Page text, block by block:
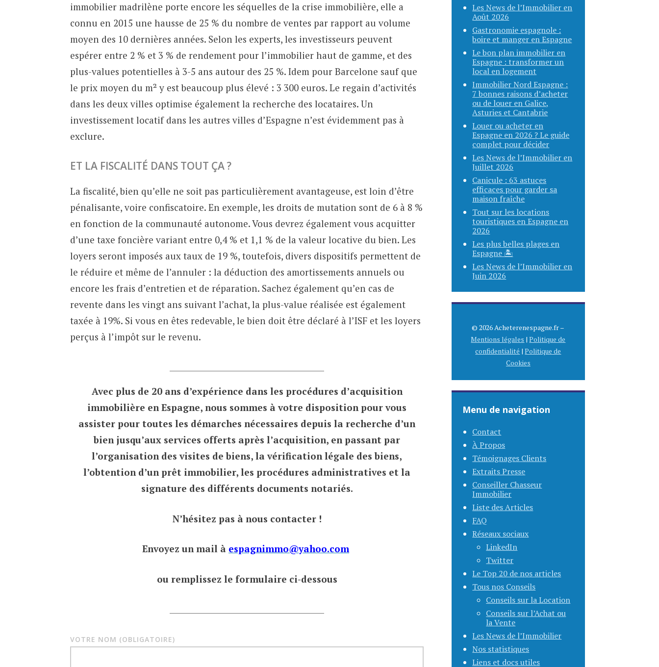
immobilier madrilène porte encore les séquelles de la crise immobilière, elle a
connu en 2015 une hausse de 25 % du nombre de ventes par rapport au volume
moyen des 10 dernières années. Selon les experts, les investisseurs peuvent
espérer entre 2 % et 3 % de rendement pour l’immobilier haut de gamme, et des
plus-values potentielles à 3-5 ans autour des 25 %. Idem pour Barcelone sauf que
le prix moyen du m² y est beaucoup plus élevé : 3 300 euros. Le regain d’activités
dans les deux villes optimise également la recherche des locataires. Un
investissement locatif dans les autres villes d’Espagne n’est évidemment pas à
exclure.
ET LA FISCALITÉ DANS TOUT ÇA ?
La fiscalité, bien qu’elle ne soit pas particulièrement avantageuse, est loin d’être
pénalisante, voire confiscatoire. En exemple, les droits de mutation sont de 6 à 8 %
en fonction de la communauté autonome. Vous devrez également vous acquitter
d’une taxe foncière variant entre 0,4 % et 1,1 % de la valeur locative du bien. Les
loyers seront imposés aux taux de 19 %, toutefois, divers dispositifs permettent de
le réduire et même de l’annuler : la déduction des amortissements annuels ou
encore les frais d’entretien et de réparation. Sachez également qu’en cas de
revente dans les vingt ans suivant l’achat, la plus-value réalisée est également
taxée à 19%. Si vous en êtes redevable, le bien doit être déclaré à l’ISF et les loyers
perçus à l’impôt sur le revenu.
Avec plus de 20 ans d’expérience dans les procédures d’acquisition
immobilière en Espagne, nous sommes à votre disposition pour vous
assister pour toutes les démarches nécessaires depuis la recherche d’un
bien jusqu’aux services offerts après l’acquisition, en passant par
l’organisation des visites de biens, la vérification légale des biens,
l’obtention d’un prêt immobilier, les procédures administratives et la
signature des différents documents notariés.
N’hésitez pas à nous contacter !
Envoyez un mail à espagnimmo@yahoo.com
ou remplissez le formulaire ci-dessous
VOTRE NOM (OBLIGATOIRE)
Les News de l’Immobilier en
Août 2026
Gastronomie espagnole :
boire et manger en Espagne
Le bon plan immobilier en
Espagne : transformer un
local en logement
Immobilier Nord Espagne :
7 bonnes raisons d’acheter
ou de louer en Galice,
Asturies et Cantabrie
Louer ou acheter en
Espagne en 2026 ? Le guide
complet pour décider
Les News de l’Immobilier en
Juillet 2026
Canicule : 63 astuces
efficaces pour garder sa
maison fraîche
Tout sur les locations
touristiques en Espagne en
2026
Les plus belles plages en
Espagne 🏝️
Les News de l’Immobilier en
Juin 2026
© 2026 Acheterenespagne.fr –
Mentions légales |Politique de
confidentialité |Politique de
Cookies
Menu de navigation
Contact
À Propos
Témoignages Clients
Extraits Presse
Conseiller Chasseur
Immobilier
Liste des Articles
FAQ
Réseaux sociaux
LinkedIn
Twitter
Le Top 20 de nos articles
Tous nos Conseils
Conseils sur la Location
Conseils sur l’Achat ou
la Vente
Les News de l’Immobilier
Nos statistiques
Liens et docs utiles